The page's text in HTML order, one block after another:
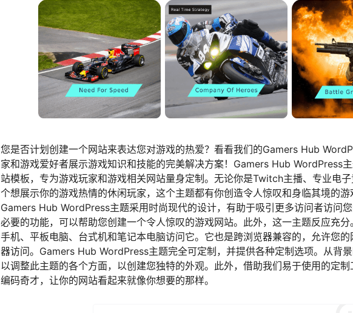
您是否计划创建一个网站来表达您对游戏的热爱？看看我们的Gamers Hub
家和游戏爱好者展示游戏知识和技能的完美解决方案！Gamers Hub WordPress
站模板，专为游戏玩家和游戏相关网站量身定制。无论你是Twitch主播、专业电
个想展示你的游戏热情的休闲玩家，这个主题都有你创造令人惊叹和身临其境的游
Gamers Hub WordPress主题采用时尚现代的设计，有助于吸引更多访问者访问
必要的功能，可以帮助您创建一个令人惊叹的游戏网站。此外，这一主题反应充分
手机、平板电脑、台式机和笔记本电脑访问它。它也是跨浏览器兼容的，允许您
器访问。Gamers Hub WordPress主题完全可定制，并提供各种定制选项。从背
以调整此主题的各个方面，以创建您独特的外观。此外，借助我们易于使用的定
编码奇才，让你的网站看起来就像你想要的那样。